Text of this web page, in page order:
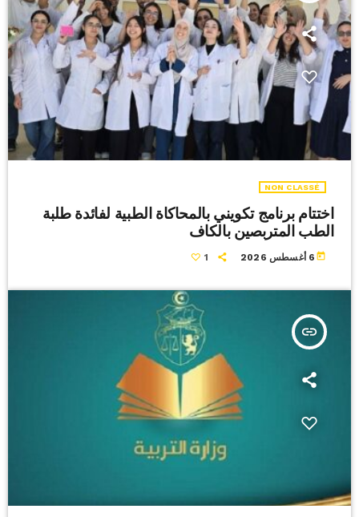
NON CLASSÉ
اختتام برنامج تكويني بالمحاكاة الطبية لفائدة طلبة
الطب المتربصين بالكاف
today 6 أغسطس 2026 1
insert_link